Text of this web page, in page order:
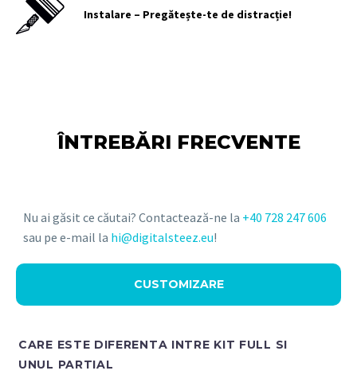
Instalare – Pregătește-te de distracție!
ÎNTREBĂRI FRECVENTE
Nu ai găsit ce căutai? Contactează-ne la +40 728 247 606
sau pe e-mail la hi@digitalsteez.eu!
CUSTOMIZARE
CARE ESTE DIFERENTA INTRE KIT FULL SI
UNUL PARTIAL